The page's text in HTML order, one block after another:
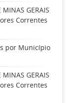
MINAS GERAIS
Correntes
por Município
MINAS GERAIS
Correntes